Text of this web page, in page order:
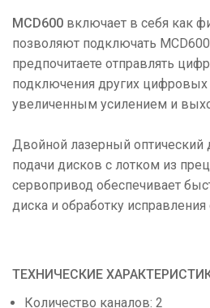
MCD600 включает в себя как
позволяют подключать
предпочитаете отправлять
подключения других цифровых
увеличенным усилением и
Двойной лазерный оптический
подачи дисков с лотком из
сервопривод обеспечивает
диска и обработку
ТЕХНИЧЕСКИЕ
Количество каналов: 2